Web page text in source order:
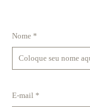
Nome *
E-mail *